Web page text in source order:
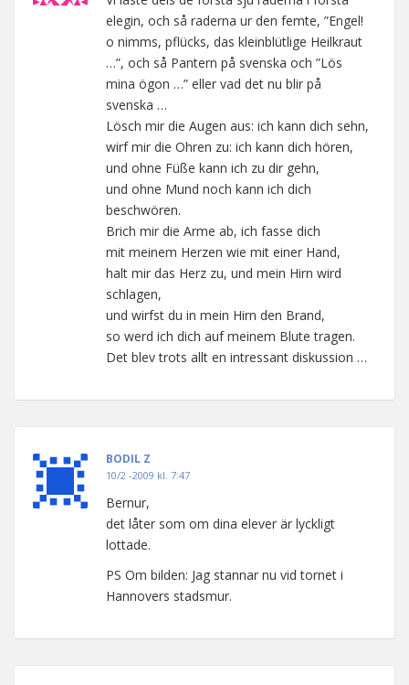
elegin, och så raderna ur den femte, ”Engel!
o nimms, pflücks, das kleinblütlige Heilkraut
…”, och så Pantern på svenska och ”Lös
mina ögon …” eller vad det nu blir på
svenska …
Lösch mir die Augen aus: ich kann dich sehn,
wirf mir die Ohren zu: ich kann dich hören,
und ohne Füße kann ich zu dir gehn,
und ohne Mund noch kann ich dich
beschwören.
Brich mir die Arme ab, ich fasse dich
mit meinem Herzen wie mit einer Hand,
halt mir das Herz zu, und mein Hirn wird
schlagen,
und wirfst du in mein Hirn den Brand,
so werd ich dich auf meinem Blute tragen.
Det blev trots allt en intressant diskussion …
BODIL Z
10/2 -2009 kl. 7:47
Bernur,
det låter som om dina elever är lyckligt
lottade.
PS Om bilden: Jag stannar nu vid tornet i
Hannovers stadsmur.